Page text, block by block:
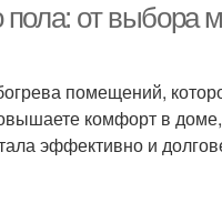
пола: от выбора
помещений,
комфорт в
эффективно и